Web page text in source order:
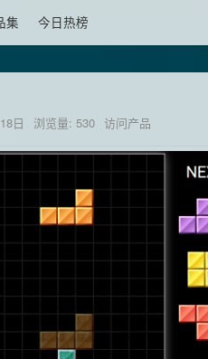
集 今日热榜
日 浏览量: 530 访问产品